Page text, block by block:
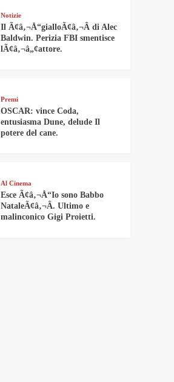
Notizie
Il Ã¢â‚¬Å“gialloÃ¢â‚¬Â di Alec
Baldwin. Perizia FBI smentisce
lÃ¢â‚¬â„¢attore.
Premi
OSCAR: vince Coda,
entusiasma Dune, delude Il
potere del cane.
Al Cinema
Esce Ã¢â‚¬Å“Io sono Babbo
NataleÃ¢â‚¬Â. Ultimo e
malinconico Gigi Proietti.